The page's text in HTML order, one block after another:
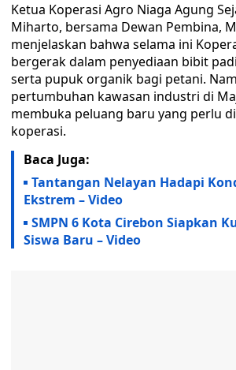
Ketua Koperasi Agro Niaga Agung
Miharto, bersama Dewan Pembina,
menjelaskan bahwa selama ini
bergerak dalam penyediaan bibit
serta pupuk organik bagi petani.
pertumbuhan kawasan industri di
membuka peluang baru yang perlu
koperasi.
Baca Juga:
Tantangan Nelayan Hadapi
Ekstrem – Video
SMPN 6 Kota Cirebon Siapkan
Siswa Baru – Video